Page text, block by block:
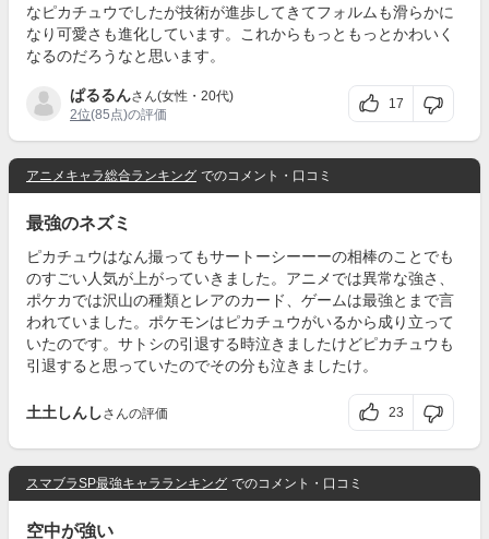
なピカチュウでしたが技術が進歩してきてフォルムも滑らかに
なり可愛さも進化しています。これからもっともっとかわいく
なるのだろうなと思います。
ぱるるんさん(女性・20代)
2位(85点)の評価
17
アニメキャラ総合ランキング でのコメント・口コミ
最強のネズミ
ピカチュウはなん撮ってもサートーシーーーの相棒のことでも
のすごい人気が上がっていきました。アニメでは異常な強さ、
ポケカでは沢山の種類とレアのカード、ゲームは最強とまで言
われていました。ポケモンはピカチュウがいるから成り立って
いたのです。サトシの引退する時泣きましたけどピカチュウも
引退すると思っていたのでその分も泣きましたけ。
土土しんしさんの評価 23
スマブラSP最強キャラランキング でのコメント・口コミ
空中が強い